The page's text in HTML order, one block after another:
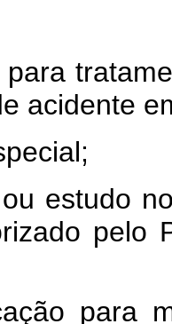
acidente
no
pelo